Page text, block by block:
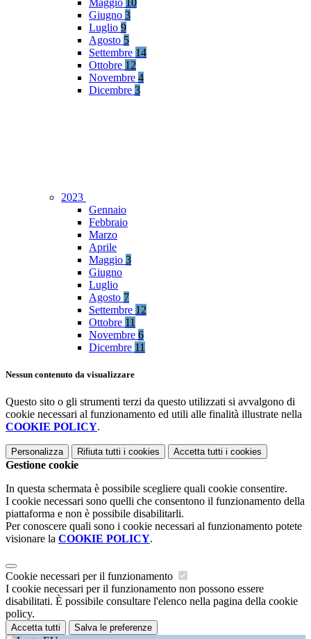
Maggio 10
Giugno 3
Luglio 9
Agosto 5
Settembre 14
Ottobre 12
Novembre 4
Dicembre 3
2023
Gennaio
Febbraio
Marzo
Aprile
Maggio 3
Giugno
Luglio
Agosto 7
Settembre 12
Ottobre 11
Novembre 6
Dicembre 11
Nessun contenuto da visualizzare
Questo sito o gli strumenti terzi da questo utilizzati si avvalgono di
cookie necessari al funzionamento ed utili alle finalità illustrate nella
COOKIE POLICY.
Personalizza Rifiuta tutti i cookies Accetta tutti i cookies
Gestione cookie
In questa schermata è possibile scegliere quali cookie consentire.
I cookie necessari sono quelli che consentono il funzionamento della
piattaforma e non è possibile disabilitarli.
Per conoscere quali sono i cookie necessari al funzionamento potete
visionare la COOKIE POLICY.
Cookie necessari per il funzionamento
I cookie necessari per il funzionamento non possono essere
disabilitati. È possibile consultare l'elenco nella pagina della cookie
policy.
Accetta tutti Salva le preferenze